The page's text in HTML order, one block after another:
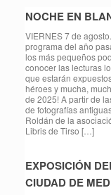
NOCHE EN
VIERNES 7 de
programa del año
los más pequeños
conocer las lecturas
que estarán
héroes y mucha,
de 2025! A partir de
de fotografías
Roldán de la
Libris de Tirso […]
EXPOSICIÓN
CIUDAD DE